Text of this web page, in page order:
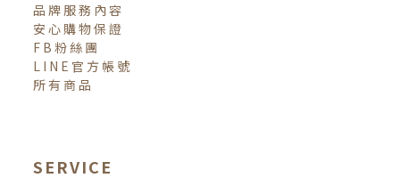
品牌服務內容
安心購物保證
FB粉絲團
LINE官方帳號
所有商品
SERVICE